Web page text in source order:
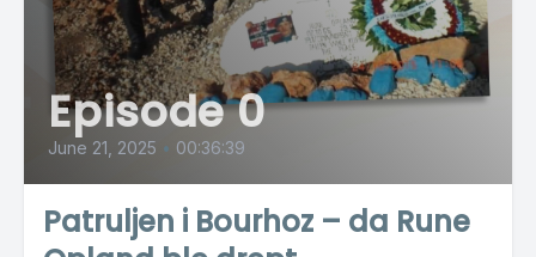
Episode 0
June 21, 2025 • 00:36:39
Patruljen i Bourhoz – da Rune